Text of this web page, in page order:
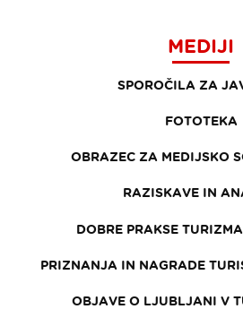
MEDIJI
SPOROČILA ZA
FOTOTEKA
OBRAZEC ZA MEDIJSKO
RAZISKAVE IN
DOBRE PRAKSE
PRIZNANJA IN NAGRADE
OBJAVE O LJUBLJANI V